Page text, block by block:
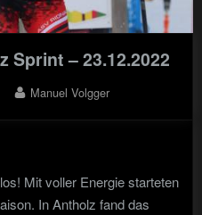
Sprint – 23.12.2022
By
Manuel Volgger
Mit voller Energie starteten
In Antholz fand das